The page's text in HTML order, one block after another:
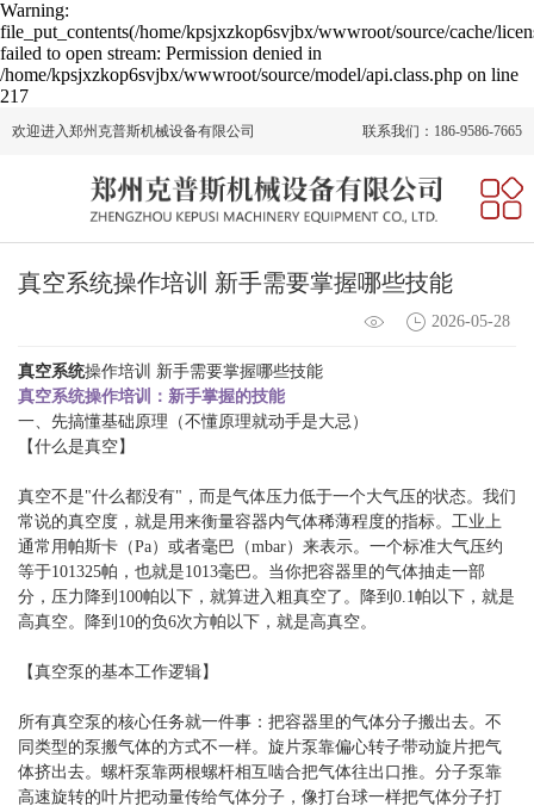
Warning:
file_put_contents(/home/kpsjxzkop6svjbx/wwwroot/source/cache/
failed to open stream: Permission denied in
/home/kpsjxzkop6svjbx/wwwroot/source/model/api.class.php on line
217
欢迎进入郑州克普斯机械设备有限公司 联系我们：186-9586-7665
网站首页
关于我们
产品中心
联系我们
真空系统操作培训 新手需要掌握哪些技能
2026-05-28
真空系统操作培训 新手需要掌握哪些技能
真空系统操作培训：新手掌握的技能
一、先搞懂基础原理（不懂原理就动手是大忌）
【什么是真空】
真空不是"什么都没有"，而是气体压力低于一个大气压的状态。我们
常说的真空度，就是用来衡量容器内气体稀薄程度的指标。工业上
通常用帕斯卡（Pa）或者毫巴（mbar）来表示。一个标准大气压约
等于101325帕，也就是1013毫巴。当你把容器里的气体抽走一部
分，压力降到100帕以下，就算进入粗真空了。降到0.1帕以下，就是
高真空。降到10的负6次方帕以下，就是高真空。
【真空泵的基本工作逻辑】
所有真空泵的核心任务就一件事：把容器里的气体分子搬出去。不
同类型的泵搬气体的方式不一样。旋片泵靠偏心转子带动旋片把气
体挤出去。螺杆泵靠两根螺杆相互啮合把气体往出口推。分子泵靠
高速旋转的叶片把动量传给气体分子，像打台球一样把气体分子打